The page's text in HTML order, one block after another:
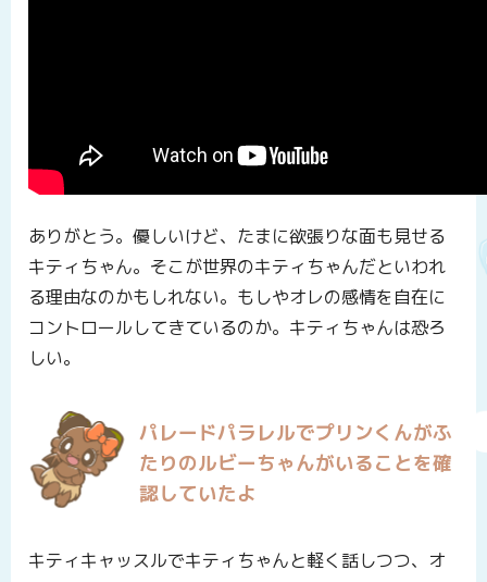
ありがとう。優しいけど、たまに欲張りな面も見せる
キティちゃん。そこが世界のキティちゃんだといわれ
る理由なのかもしれない。もしやオレの感情を自在に
コントロールしてきているのか。キティちゃんは恐ろ
しい。
パレードパラレルでプリンくんがふ
たりのルビーちゃんがいることを確
認していたよ
キティキャッスルでキティちゃんと軽く話しつつ、オ